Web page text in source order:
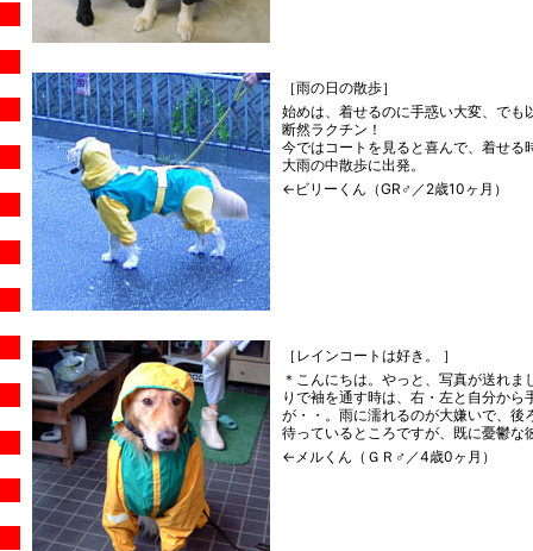
［雨の日の散歩］
始めは、着せるのに手惑い大変、でも
断然ラクチン！
今ではコートを見ると喜んで、着せる
大雨の中散歩に出発。
←ビリーくん（GR♂／2歳10ヶ月）
［レインコートは好き。 ］
＊こんにちは。やっと、写真が送れ
りで袖を通す時は、右・左と自分から
が・・。雨に濡れるのが大嫌いで、後
待っているところですが、既に憂鬱な
←メルくん（ＧＲ♂／4歳0ヶ月）